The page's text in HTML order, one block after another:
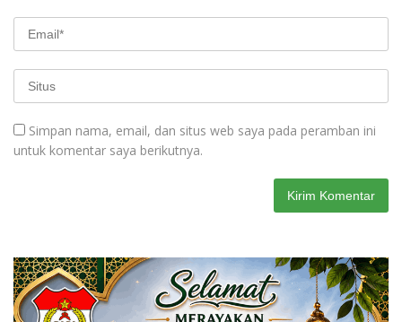
Simpan nama, email, dan situs web saya pada peramban ini
untuk komentar saya berikutnya.